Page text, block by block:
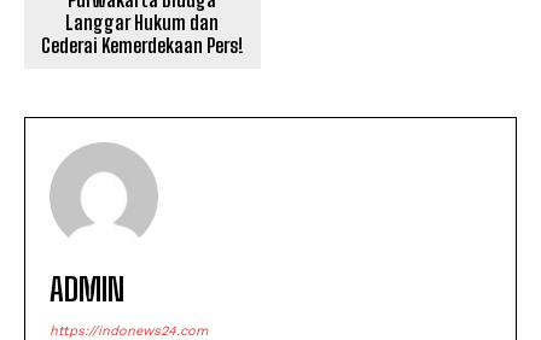
Langgar Hukum dan
Cederai Kemerdekaan Pers!
ADMIN
https://indonews24.com